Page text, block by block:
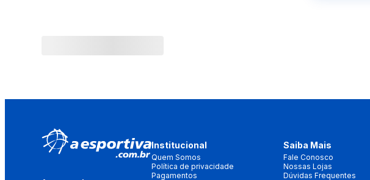
Institucional
Quem Somos
Política de privacidade
Pagamentos
Saiba Mais
Fale Conosco
Nossas Lojas
Dúvidas Frequentes